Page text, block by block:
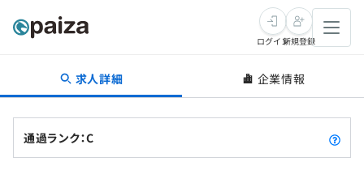
転職・キャリア
新卒就活
ログイン新規登録
求人詳細 企業情報
通過ランク：C